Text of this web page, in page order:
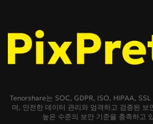
Tenorshare는 SOC, GDPR, ISO, HIPAA,
며, 안전한 데이터 관리와 엄격하고 검증된 보
높은 수준의 보안 기준을 충족하고